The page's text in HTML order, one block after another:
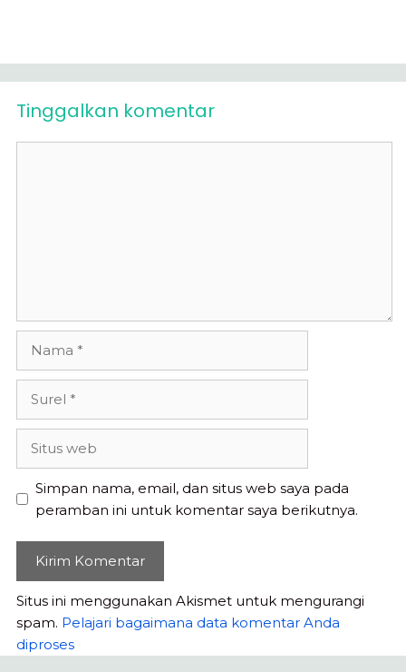
Tinggalkan komentar
Simpan nama, email, dan situs web saya pada
peramban ini untuk komentar saya berikutnya.
Situs ini menggunakan Akismet untuk mengurangi
spam. Pelajari bagaimana data komentar Anda
diproses